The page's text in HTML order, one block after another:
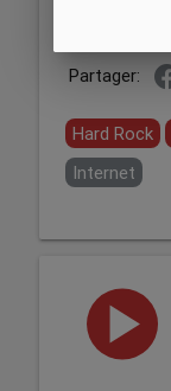
Partager:
Hard Rock
Internet